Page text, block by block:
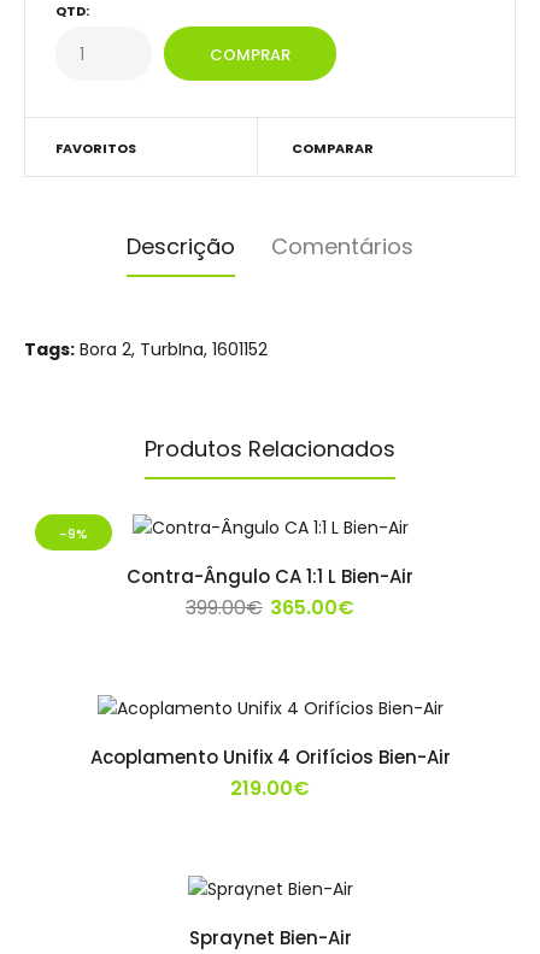
QTD:
FAVORITOS COMPARAR
Descrição Comentários
Tags: Bora 2, TurbIna, 1601152
Produtos Relacionados
-9%
Contra-Ângulo CA 1:1 L Bien-Air
399.00€ 365.00€
Acoplamento Unifix 4 Orifícios Bien-Air
219.00€
Spraynet Bien-Air